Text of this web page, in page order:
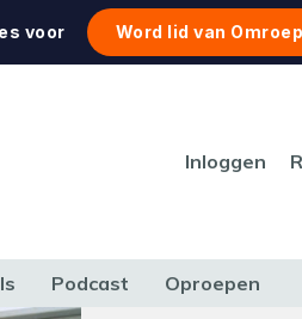
voor Word lid van
Inloggen
Podcast Oproepen